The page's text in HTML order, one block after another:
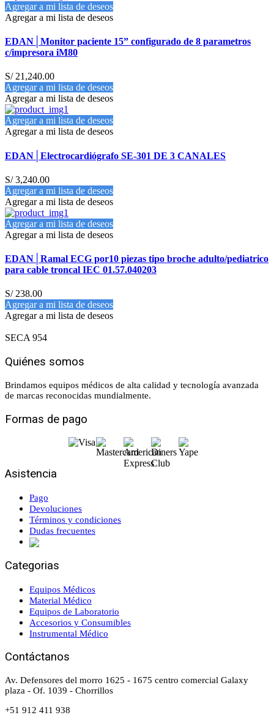
Agregar a mi lista de deseos
Agregar a mi lista de deseos
EDAN│Monitor paciente 15” configurado de 8 parametros
c/impresora iM80
S/21,240.00
Agregar a mi lista de deseos
Agregar a mi lista de deseos
Agregar a mi lista de deseos
Agregar a mi lista de deseos
EDAN│Electrocardiógrafo SE-301 DE 3 CANALES
S/3,240.00
Agregar a mi lista de deseos
Agregar a mi lista de deseos
Agregar a mi lista de deseos
Agregar a mi lista de deseos
EDAN│Ramal ECG por10 piezas tipo broche adulto/pediatrico
para cable troncal IEC 01.57.040203
S/238.00
Agregar a mi lista de deseos
Agregar a mi lista de deseos
SECA 954
Quiénes somos
Brindamos equipos médicos de alta calidad y tecnología avanzada
de marcas reconocidas mundialmente.
Formas de pago
Asistencia
Pago
Devoluciones
Términos y condiciones
Dudas frecuentes
Categorias
Equipos Médicos
Material Médico
Equipos de Laboratorio
Accesorios y Consumibles
Instrumental Médico
Contáctanos
Av. Defensores del morro 1625 - 1675 centro comercial Galaxy
plaza - Of. 1039 - Chorrillos
+51 912 411 938